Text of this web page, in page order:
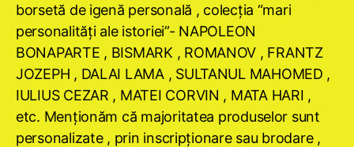
borsetă de igenă personală , colecţia “mari
personalităţi ale istoriei”- NAPOLEON
BONAPARTE , BISMARK , ROMANOV , FRANTZ
JOZEPH , DALAI LAMA , SULTANUL MAHOMED ,
IULIUS CEZAR , MATEI CORVIN , MATA HARI ,
etc. Menţionăm că majoritatea produselor sunt
personalizate , prin inscripţionare sau brodare ,